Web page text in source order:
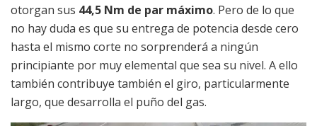
otorgan sus 44,5 Nm de par máximo. Pero de lo que
no hay duda es que su entrega de potencia desde cero
hasta el mismo corte no sorprenderá a ningún
principiante por muy elemental que sea su nivel. A ello
también contribuye también el giro, particularmente
largo, que desarrolla el puño del gas.